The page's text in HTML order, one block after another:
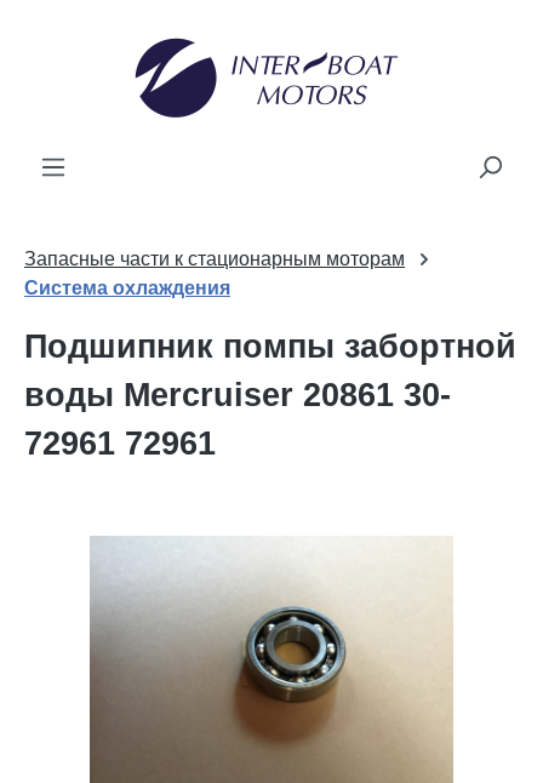
Запасные части к стационарным моторам
Система охлаждения
Подшипник помпы забортной
воды Mercruiser 20861 30-
72961 72961